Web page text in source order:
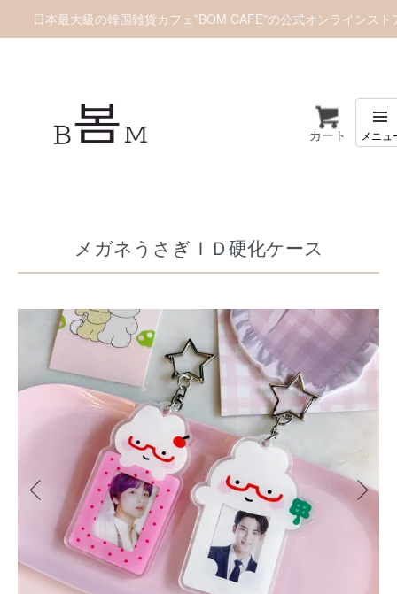
日本最大級の韓国雑貨カフェ”BOM CAFE”の公式オンラインスト
カート
メガネうさぎＩＤ硬化ケース